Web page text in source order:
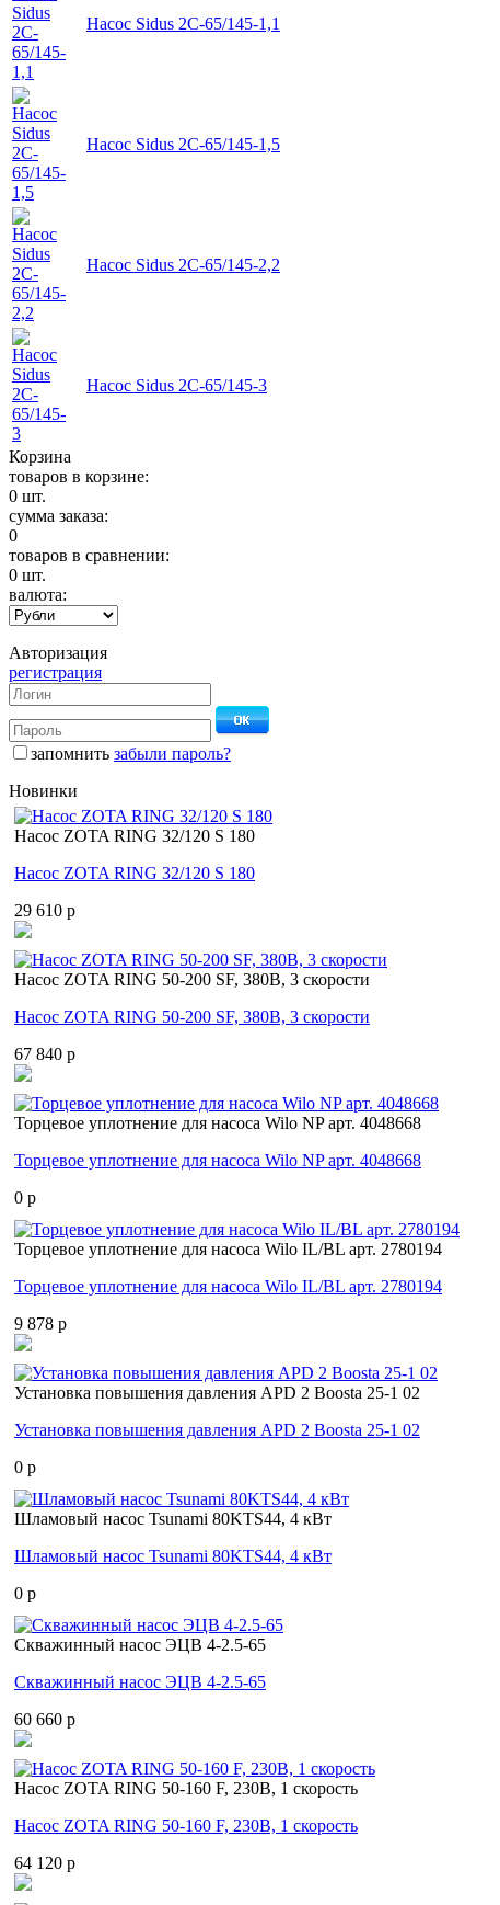
Насос Sidus 2C-65/145-1,1
Насос Sidus 2C-65/145-1,5
Насос Sidus 2C-65/145-2,2
Насос Sidus 2C-65/145-3
Корзина
товаров в корзине:
0 шт.
сумма заказа:
0
товаров в сравнении:
0 шт.
валюта:
Авторизация
регистрация
запомнить забыли пароль?
Новинки
Насос ZOTA RING 32/120 S 180
Насос ZOTA RING 32/120 S 180
29 610 p
Насос ZOTA RING 50-200 SF, 380В, 3 скорости
Насос ZOTA RING 50-200 SF, 380В, 3 скорости
67 840 p
Торцевое уплотнение для насоса Wilo NP арт. 4048668
Торцевое уплотнение для насоса Wilo NP арт. 4048668
0 p
Торцевое уплотнение для насоса Wilo IL/BL арт. 2780194
Торцевое уплотнение для насоса Wilo IL/BL арт. 2780194
9 878 p
Установка повышения давления APD 2 Boosta 25-1 02
Установка повышения давления APD 2 Boosta 25-1 02
0 p
Шламовый насос Tsunami 80KTS44, 4 кВт
Шламовый насос Tsunami 80KTS44, 4 кВт
0 p
Скважинный насос ЭЦВ 4-2.5-65
Скважинный насос ЭЦВ 4-2.5-65
60 660 p
Насос ZOTA RING 50-160 F, 230В, 1 скорость
Насос ZOTA RING 50-160 F, 230В, 1 скорость
64 120 p